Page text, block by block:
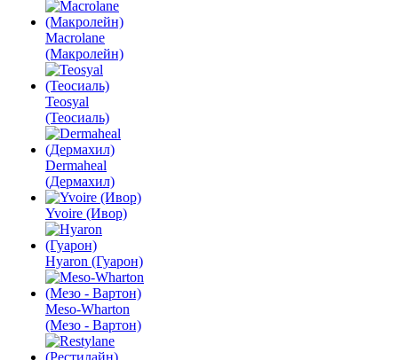
Macrolane
(Макролейн)
Teosyal
(Теосиаль)
Dermaheal
(Дермахил)
Yvoire (Ивор)
Hyaron (Гуарон)
Meso-Wharton
(Мезо - Вартон)